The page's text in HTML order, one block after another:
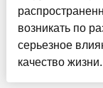
возникать по
серьезное
качество жизни.